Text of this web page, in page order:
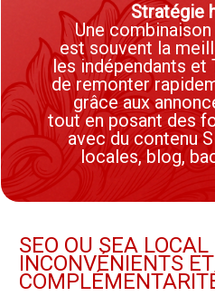
Stratégie
Une combinaison
est souvent la
les indépendants et
de remonter
grâce aux
tout en posant des
avec du contenu
locales, blog,
SEO OU SEA
INCONVÉNIENTS ET